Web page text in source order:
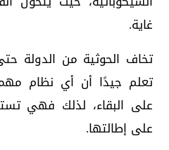
غاية.
تخاف الحوثية من الدولة
تعلم جيدًا أن أي نظام
على البقاء، لذلك فهي
على إطالتها.